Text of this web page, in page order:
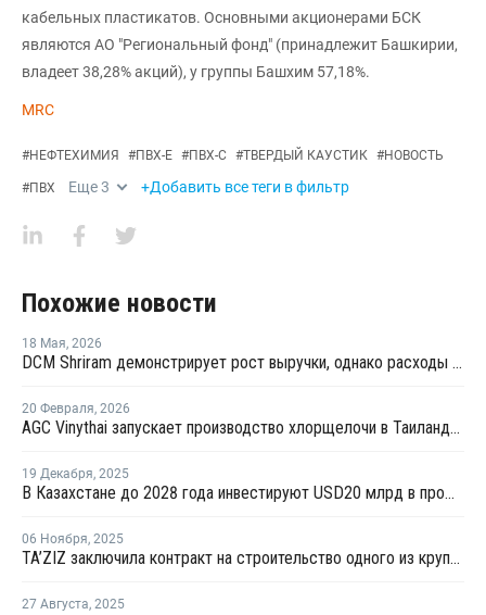
кабельных пластикатов. Основными акционерами БСК
являются АО "Региональный фонд" (принадлежит Башкирии,
владеет 38,28% акций), у группы Башхим 57,18%.
MRC
#НЕФТЕХИМИЯ #ПВХ-Е #ПВХ-С #ТВЕРДЫЙ КАУСТИК #НОВОСТЬ
#ПВХ Еще3 +Добавить все теги в фильтр
Похожие новости
18 Мая, 2026
DCM Shriram демонстрирует рост выручки, однако расходы на расширение мощностей снижают рентабельность
20 Февраля, 2026
AGC Vinythai запускает производство хлорщелочи в Таиланде с использованием технологии Thyssenkrupp Nucera
19 Декабря, 2025
В Казахстане до 2028 года инвестируют USD20 млрд в промышленные проекты
06 Ноября, 2025
TA’ZIZ заключила контракт на строительство одного из крупнейших в мире комплексов по производству ПВХ
27 Августа, 2025